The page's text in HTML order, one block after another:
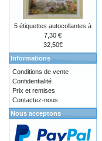
5 étiquettes autocollantes à
7,30 €
32,50€
Informations
Conditions de vente
Confidentialité
Prix et remises
Contactez-nous
Nous acceptons